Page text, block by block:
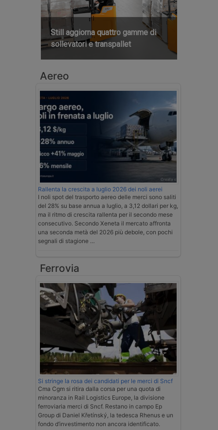
Still aggiorna quattro gamme di
sollevatori e transpallet
Aereo
Rallenta la crescita a luglio 2026 dei noli aerei
I noli spot del trasporto aereo delle merci sono saliti
del 28% su base annua a luglio, a 3,12 dollari per kg,
ma il ritmo di crescita rallenta per il secondo mese
consecutivo. Secondo Xeneta il mercato affronta
una seconda metà del 2026 più debole, con pochi
segnali di stagione …
Ferrovia
Si stringe la rosa dei candidati per le merci di Sncf
Cma Cgm si ritira dalla corsa per una quota di
minoranza in Rail Logistics Europe, la divisione
ferroviaria merci di Sncf. Restano in campo Ep
Group di Daniel Křetínský, la tedesca Rhenus e un
fondo d’investimento non ancora identificato.